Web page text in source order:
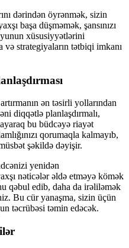
dərindən öyrənmək, sizin
başa düşməmək, şansınızı
xüsusiyyətlərini
strategiyaların tətbiqi imkanı
ən təsirli yollarından
diqqətlə planlaşdırmalı,
bu büdcəyə riayət
qorumaqla kalmayıb,
şəkildə dəyişir.
yenidən
nəticələr əldə etməyə kömək
qəbul edib, daha da irəliləmək
Bu cür yanaşma, sizin üçün
təcrübəsi təmin edəcək.